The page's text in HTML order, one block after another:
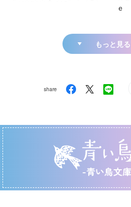
ｅ
もっと見る
share
-青い鳥文